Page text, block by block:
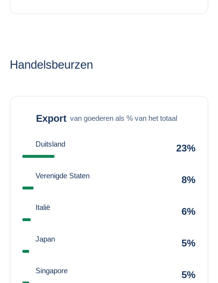
Handelsbeurzen
Export van goederen als % van het totaal
Duitsland 23%
Verenigde Staten 8%
Italië 6%
Japan 5%
Singapore 5%